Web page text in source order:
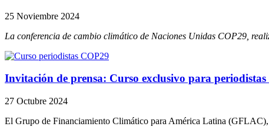
25 Noviembre 2024
La conferencia de cambio climático de Naciones Unidas COP29,
Invitación de prensa: Curso exclusivo para
27 Octubre 2024
El Grupo de Financiamiento Climático para América Latina